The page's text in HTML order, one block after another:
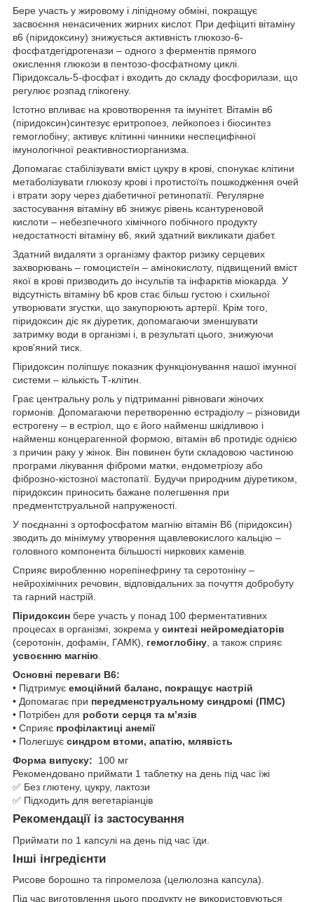
Бере участь у жировому і ліпідному обміні, покращує
засвоєння ненасичених жирних кислот. При дефіциті вітаміну
в6 (піридоксину) знижується активність глюкозо-6-
фосфатдегідрогенази – одного з ферментів прямого
окислення глюкози в пентозо-фосфатному циклі.
Піридоксаль-5-фосфат і входить до складу фосфорилази, що
регулює розпад глікогену.
Істотно впливає на кровотворення та імунітет. Вітамін в6
(піридоксин)синтезує еритропоез, лейкопоез і біосинтез
гемоглобіну; активує клітинні чинники неспецифічної
імунологічної реактивностиорганизма.
Допомагає стабілізувати вміст цукру в крові, спонукає клітини
метаболізувати глюкозу крові і протистоїть пошкодження очей
і втрати зору через діабетичної ретинопатії. Регулярне
застосування вітаміну в6 знижує рівень ксантуреновой
кислоти – небезпечного хімічного побічного продукту
недостатності вітаміну в6, який здатний викликати діабет.
Здатний видаляти з організму фактор ризику серцевих
захворювань – гомоцистеїн – амінокислоту, підвищений вміст
якої в крові призводить до інсультів та інфарктів міокарда. У
відсутність вітаміну b6 кров стає більш густою і схильної
утворювати згустки, що закупорюють артерії. Крім того,
піридоксин діє як діуретик, допомагаючи зменшувати
затримку води в організмі і, в результаті цього, знижуючи
кров'яний тиск.
Піридоксин поліпшує показник функціонування нашої імунної
системи – кількість Т-клітин.
Грає центральну роль у підтриманні рівноваги жіночих
гормонів. Допомагаючи перетворенню естрадіолу – різновиди
естрогену – в естріол, що є його найменш шкідливою і
найменш концерагенной формою, вітамін в6 протидіє однією
з причин раку у жінок. Він повинен бути складовою частиною
програми лікування фіброми матки, ендометріозу або
фіброзно-кістозної мастопатії. Будучи природним діуретиком,
піридоксин приносить бажане полегшення при
предментструальной напруженості.
У поєднанні з ортофосфатом магнію вітамін В6 (піридоксин)
зводить до мінімуму утворення щавлевокислого кальцію –
головного компонента більшості ниркових каменів.
Сприяє виробленню норепінефрину та серотоніну –
нейрохімічних речовин, відповідальних за почуття добробуту
та гарний настрій.
Піридоксин бере участь у понад 100 ферментативних
процесах в організмі, зокрема у синтезі нейромедіаторів
(серотонін, дофамін, ГАМК), гемоглобіну , а також сприяє
усвоєнню магнію
Основні переваги B6:
• Підтримує емоційний баланс, покращує настрій
• Допомагає при передменструальному синдромі (ПМС)
• Потрібен для роботи серця та м’язів
• Сприяє профілактиці анемії
• Полегшує синдром втоми, апатію, млявість
Форма випуску: 100 мг
Рекомендовано приймати 1 таблетку на день під час їжі
✅ Без глютену, цукру, лактози
✅ Підходить для вегетаріанців
Рекомендації із застосування
Приймати по 1 капсулі на день під час їди.
Інші інгредієнти
Рисове борошно та гіпромелоза (целюлозна капсула).
Під час виготовлення цього продукту не використовуються